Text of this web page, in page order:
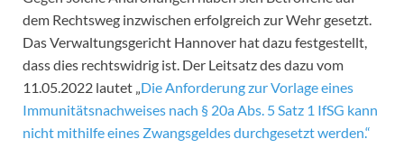
dem Rechtsweg inzwischen erfolgreich zur Wehr gesetzt.
Das Verwaltungsgericht Hannover hat dazu festgestellt,
dass dies rechtswidrig ist. Der Leitsatz des dazu vom
11.05.2022 lautet „Die Anforderung zur Vorlage eines
Immunitätsnachweises nach § 20a Abs. 5 Satz 1 IfSG kann
nicht mithilfe eines Zwangsgeldes durchgesetzt werden.“